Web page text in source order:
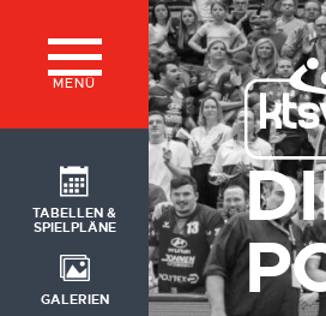
MENÜ
TABELLEN &
SPIELPLÄNE
GALERIEN